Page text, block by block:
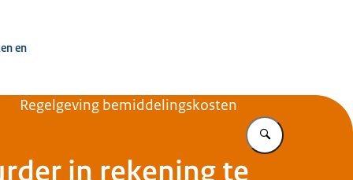
en
Regelgeving bemiddelingskosten
Vul in wat u
in rekening te